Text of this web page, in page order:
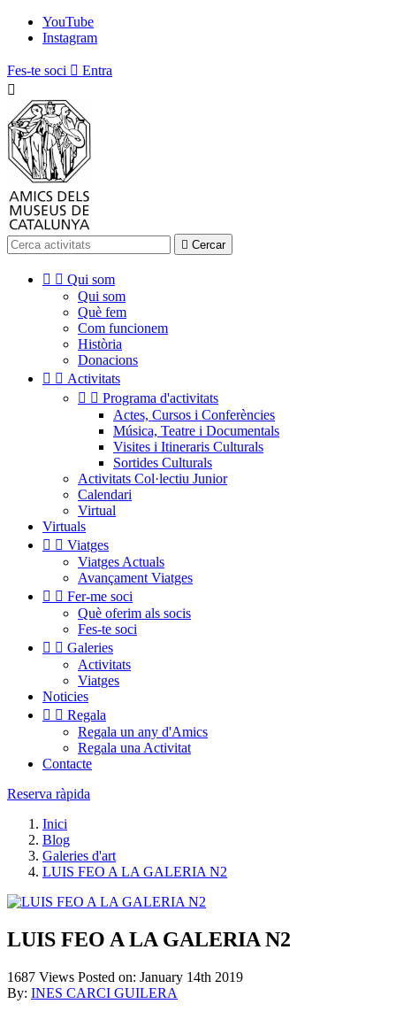
YouTube
Instagram
Fes-te soci  Entra

 Cercar
  Qui som
Qui som
Què fem
Com funcionem
Història
Donacions
  Activitats
  Programa d'activitats
Actes, Cursos i Conferències
Música, Teatre i Documentals
Visites i Itineraris Culturals
Sortides Culturals
Activitats Col·lectiu Junior
Calendari
Virtual
Virtuals
  Viatges
Viatges Actuals
Avançament Viatges
  Fer-me soci
Què oferim als socis
Fes-te soci
  Galeries
Activitats
Viatges
Noticies
  Regala
Regala un any d'Amics
Regala una Activitat
Contacte
Reserva ràpida
Inici
Blog
Galeries d'art
LUIS FEO A LA GALERIA N2
LUIS FEO A LA GALERIA N2
1687 Views Posted on: January 14th 2019
By: INES CARCI GUILERA